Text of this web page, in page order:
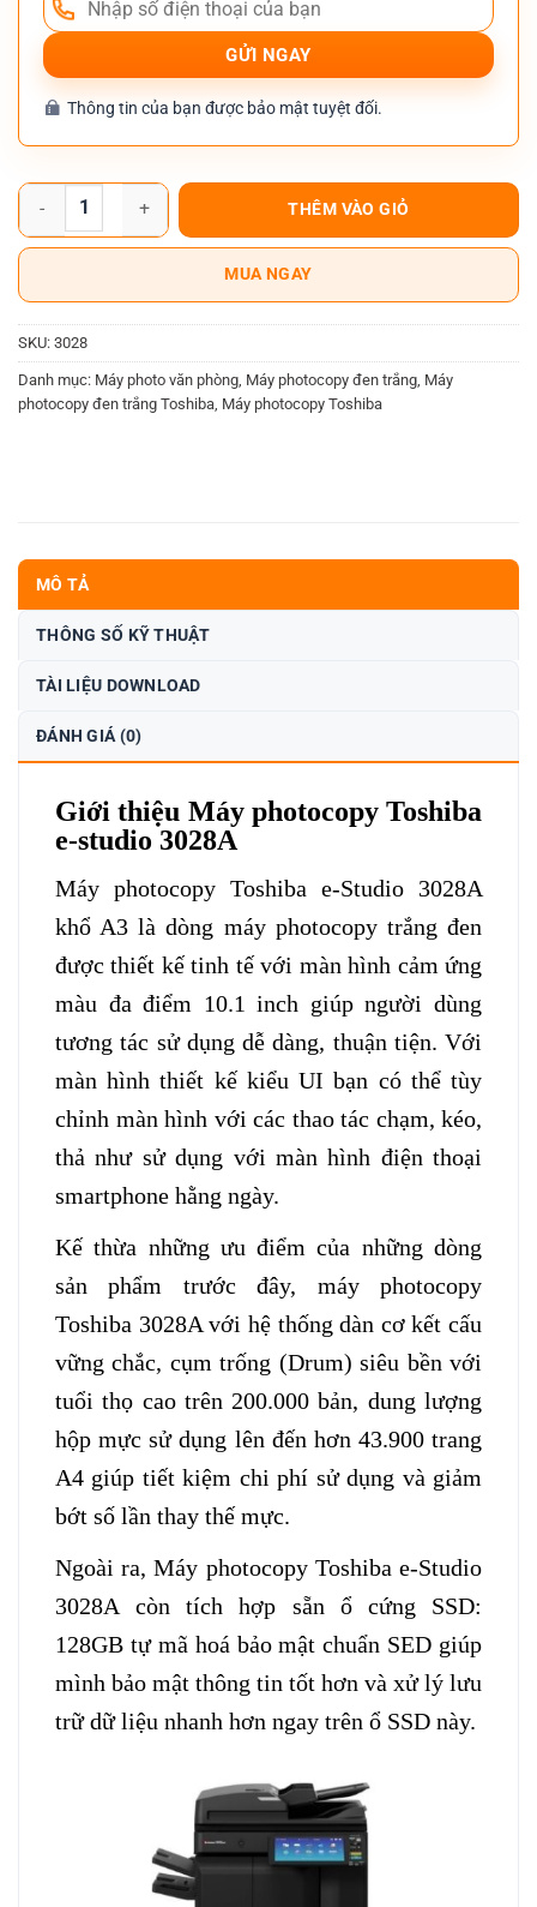
Thông tin của bạn được bảo mật tuyệt đối.
Máy photocopy Toshiba e-Studio 3028A số lượng
THÊM VÀO GIỎ
MUA NGAY
SKU: 3028
Danh mục: Máy photo văn phòng Máy photocopy đen trắng Máy
photocopy đen trắng Toshiba Máy photocopy Toshiba
MÔ TẢ
THÔNG SỐ KỸ THUẬT
TÀI LIỆU DOWNLOAD
ĐÁNH GIÁ (0)
Giới thiệu Máy photocopy Toshiba
e-studio 3028A
Máy photocopy Toshiba e-Studio 3028A
khổ A3 là dòng máy photocopy trắng đen
được thiết kế tinh tế với màn hình cảm ứng
màu đa điểm 10.1 inch giúp người dùng
tương tác sử dụng dễ dàng, thuận tiện. Với
màn hình thiết kế kiểu UI bạn có thể tùy
chỉnh màn hình với các thao tác chạm, kéo,
thả như sử dụng với màn hình điện thoại
smartphone hằng ngày.
Kế thừa những ưu điểm của những dòng
sản phẩm trước đây, máy photocopy
Toshiba 3028Avới hệ thống dàn cơ kết cấu
vững chắc, cụm trống (Drum) siêu bền với
tuổi thọ cao trên 200.000 bản, dung lượng
hộp mực sử dụng lên đến hơn 43.900 trang
A4 giúp tiết kiệm chi phí sử dụng và giảm
bớt số lần thay thế mực.
Ngoài ra,Máy photocopy Toshiba e-Studio
3028A còn tích hợp sẵn ổ cứng SSD:
128GB tự mã hoá bảo mật chuẩn SED giúp
mình bảo mật thông tin tốt hơn và xử lý lưu
trữ dữ liệu nhanh hơn ngay trên ổ SSD này.